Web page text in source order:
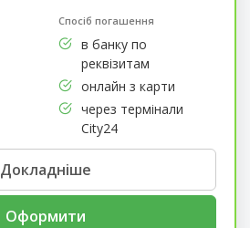
Спосіб погашення
в банку по
реквізитам
онлайн з карти
через термінали
City24
Докладніше
Оформити